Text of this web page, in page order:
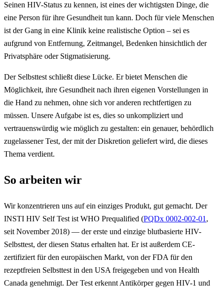
Seinen HIV-Status zu kennen, ist eines der wichtigsten Dinge, die
eine Person für ihre Gesundheit tun kann. Doch für viele Menschen
ist der Gang in eine Klinik keine realistische Option – sei es
aufgrund von Entfernung, Zeitmangel, Bedenken hinsichtlich der
Privatsphäre oder Stigmatisierung.
Der Selbsttest schließt diese Lücke. Er bietet Menschen die
Möglichkeit, ihre Gesundheit nach ihren eigenen Vorstellungen in
die Hand zu nehmen, ohne sich vor anderen rechtfertigen zu
müssen. Unsere Aufgabe ist es, dies so unkompliziert und
vertrauenswürdig wie möglich zu gestalten: ein genauer, behördlich
zugelassener Test, der mit der Diskretion geliefert wird, die dieses
Thema verdient.
So arbeiten wir
Wir konzentrieren uns auf ein einziges Produkt, gut gemacht. Der
INSTI HIV Self Test ist WHO Prequalified (PQDx 0002-002-01 ,
seit November 2018) — der erste und einzige blutbasierte HIV-
Selbsttest, der diesen Status erhalten hat. Er ist außerdem CE-
zertifiziert für den europäischen Markt, von der FDA für den
rezeptfreien Selbsttest in den USA freigegeben und von Health
Canada genehmigt. Der Test erkennt Antikörper gegen HIV-1 und